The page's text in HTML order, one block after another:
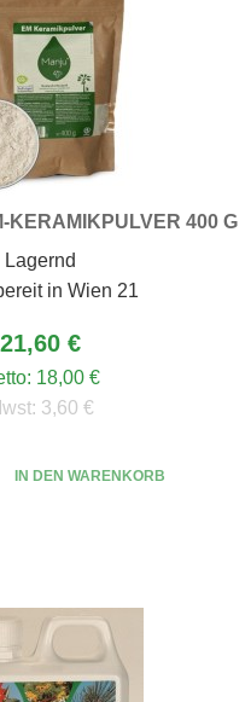
KERAMIKPULVER 400 G
Lagernd
in Wien 21
21,60 €
18,00 €
3,60 €
IN DEN WARENKORB